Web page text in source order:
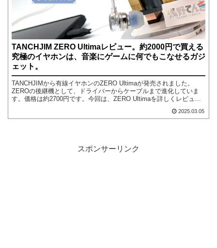
TANCHJIM ZERO Ultimaレビュー。約2000円で買える
究極のイヤホンは、音楽にゲームに何でもこなせるガジ
ェット。
TANCHJIMから有線イヤホンのZERO Ultimaが発売されました。
ZEROの後継機として、ドライバーからケーブルまで進化していま
す。価格は約2700円です。今回は、ZERO Ultimaを詳しくレビュー
2025.03.05
スポンサーリンク